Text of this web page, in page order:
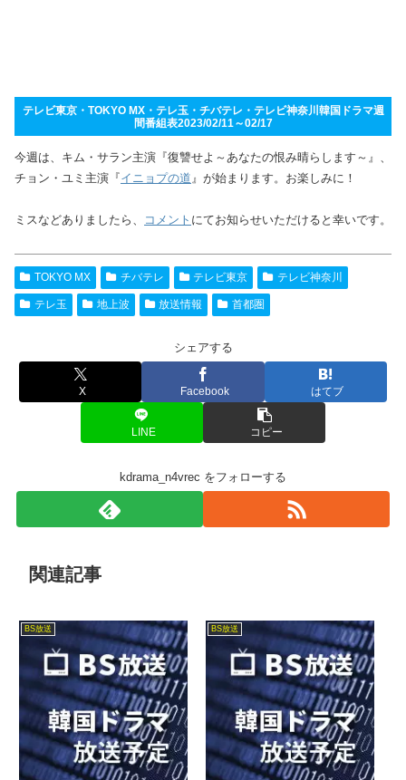
テレビ東京・TOKYO MX・テレ玉・チバテレ・テレビ神奈川韓国ドラマ週
間番組表2023/02/11～02/17
今週は、キム・サラン主演『復讐せよ～あなたの恨み晴らします～』、
チョン・ユミ主演『イニョプの道 』が始まります。お楽しみに！
ミスなどありましたら、 コメント にてお知らせいただけると幸いです。
TOKYO MX チバテレ テレビ東京 テレビ神奈川
テレ玉 地上波 放送情報 首都圏
シェアする
X Facebook はてブ
LINE コピー
kdrama_n4vrec をフォローする
関連記事
BS放送 BS放送